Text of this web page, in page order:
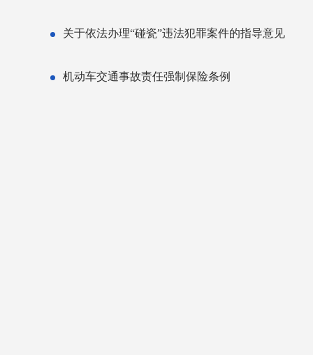
关于依法办理“碰瓷”违法犯罪案件的指导意见
机动车交通事故责任强制保险条例